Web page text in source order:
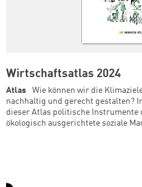
Wirtschaftsatlas 2024
Atlas
Wie können wir die
nachhaltig und gerecht gestalten?
dieser Atlas politische Instrumente
ökologisch ausgerichtete soziale